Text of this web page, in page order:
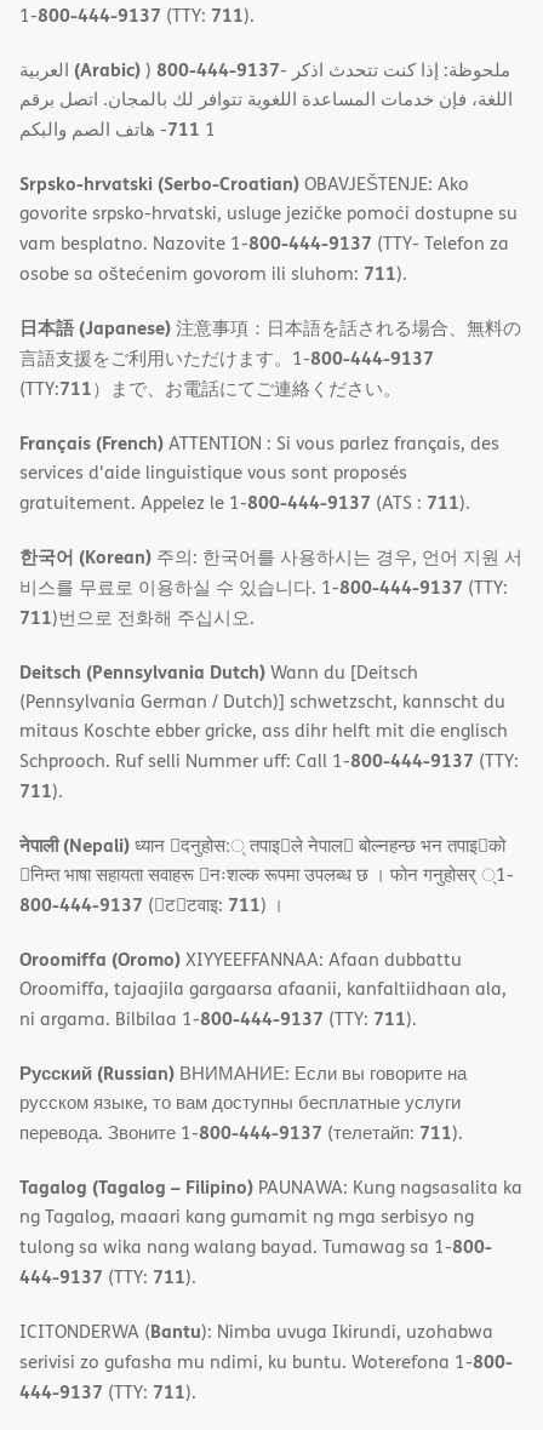
1-800-444-9137 (TTY: 711).
(Arabic)) 800-444-9137- ملحوظة: إذا كنت تتحدث اذكر
اللغة، فإن خدمات المساعدة اللغویة تتوافر لك بالمجان. اتصل برقم
1
711- ھاتف الصم والبكم
Srpsko-hrvatski (Serbo-Croatian)OBAVJEŠTENJE: Ako
govorite srpsko-hrvatski, usluge jezičke pomoći dostupne su
vam besplatno. Nazovite 1-800-444-9137 (TTY- Telefon za
osobe sa oštećenim govorom ili sluhom: 711).
日本語 (Japanese)注意事項：日本語を話される場合、無料の
言語支援をご利用いただけます。1-800-444-9137
(TTY:711）まで、お電話にてご連絡ください。
Français (French)ATTENTION : Si vous parlez français, des
services d'aide linguistique vous sont proposés
gratuitement. Appelez le 1-800-444-9137 (ATS : 711).
한국어 (Korean) 주의: 한국어를 사용하시는 경우, 언어 지원 서
비스를 무료로 이용하실 수 있습니다. 1-800-444-9137 (TTY:
711)번으로 전화해 주십시오.
Deitsch (Pennsylvania Dutch)Wann du [Deitsch
(Pennsylvania German / Dutch)] schwetzscht, kannscht du
mitaus Koschte ebber gricke, ass dihr helft mit die englisch
Schprooch. Ruf selli Nummer uff: Call 1-800-444-9137 (TTY:
711).
नेपाली (Nepali)ध्यान 􀇑दनुहोस:् तपाइ􀉍ले नेपाल􀈣 बोल्नहन्छ भन तपाइ􀉍को
􀇓निम्त भाषा सहायता सवाहरू 􀇓नःशल्क रूपमा उपलब्ध छ । फोन गनुहोसर् ्1-
800-444-9137 (􀇑ट􀇑टवाइ: 711) ।
Oroomiffa (Oromo)XIYYEEFFANNAA: Afaan dubbattu
Oroomiffa, tajaajila gargaarsa afaanii, kanfaltiidhaan ala,
ni argama. Bilbilaa 1-800-444-9137 (TTY: 711).
Русский (Russian) ВНИМАНИЕ: Если вы говорите на
русском языке, то вам доступны бесплатные услуги
перевода. Звоните 1-800-444-9137 (телетайп: 711).
Tagalog (Tagalog – Filipino) PAUNAWA: Kung nagsasalita ka
ng Tagalog, maaari kang gumamit ng mga serbisyo ng
tulong sa wika nang walang bayad. Tumawag sa 1-800-
444-9137 (TTY: 711).
ICITONDERWA (Bantu): Nimba uvuga Ikirundi, uzohabwa
serivisi zo gufasha mu ndimi, ku buntu. Woterefona 1-800-
444-9137 (TTY: 711).